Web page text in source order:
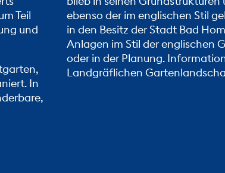
Teil
und
In
ebenso der im englischen Stil
in den Besitz der Stadt Bad
Anlagen im Stil der englischen
oder in der Planung.
Landgräflichen